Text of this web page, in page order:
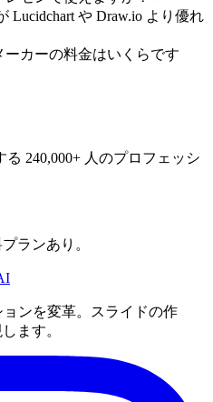
Lucidchart や Draw.io より優れ
ーカーの料金はいくらです
240,000+ 人のプロフェッシ
ランあり。
ンを変革。スライドの作
ます。